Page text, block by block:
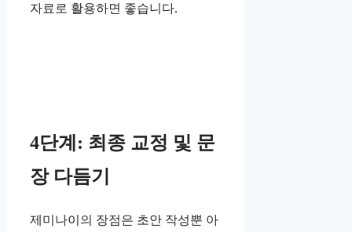
자료로 활용하면 좋습니다.
4단계: 최종 교정 및 문
장 다듬기
제미나이의 장점은 초안 작성뿐 아